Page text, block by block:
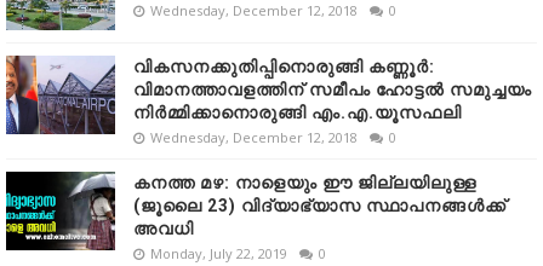
Wednesday, December 12, 2018 0
വികസനക്കുതിപ്പിനൊരുങ്ങി കണ്ണൂർ:
വിമാനത്താവളത്തിന് സമീപം ഹോട്ടൽ സമുച്ചയം
നിർമ്മിക്കാനൊരുങ്ങി എം.എ.യൂസഫലി
Wednesday, December 12, 2018 0
കനത്ത മഴ: നാളെയും ഈ ജില്ലയിലുള്ള
(ജൂലൈ 23) വിദ്യാഭ്യാസ സ്ഥാപനങ്ങൾക്ക്
അവധി
Monday, July 22, 2019 0